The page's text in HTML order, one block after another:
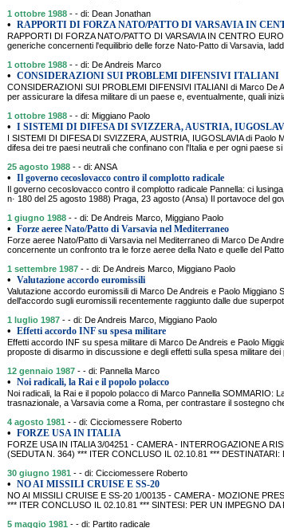
1 ottobre 1988 - - di: Dean Jonathan
• RAPPORTI DI FORZA NATO/PATTO DI VARSAVIA IN
RAPPORTI DI FORZA NATO/PATTO DI VARSAVIA IN CENTRO
generiche concernenti l'equilibrio delle forze Nato-Patto di Varsavia,
1 ottobre 1988 - - di: De Andreis Marco
• CONSIDERAZIONI SUI PROBLEMI DIFENSIVI ITALIANI
CONSIDERAZIONI SUI PROBLEMI DIFENSIVI ITALIANI di Marco
per assicurare la difesa militare di un paese e, eventualmente, quali
1 ottobre 1988 - - di: Miggiano Paolo
• I SISTEMI DI DIFESA DI SVIZZERA, AUSTRIA,
I SISTEMI DI DIFESA DI SVIZZERA, AUSTRIA, IUGOSLAVIA di Paolo
difesa dei tre paesi neutrali che confinano con l'Italia e per ogni paese
25 agosto 1988 - - di: ANSA
• Il governo cecoslovacco contro il complotto radicale
Il governo cecoslovacco contro il complotto radicale Pannella: ci
n· 180 del 25 agosto 1988) Praga, 23 agosto (Ansa) Il portavoce del
1 giugno 1988 - - di: De Andreis Marco, Miggiano Paolo
• Forze aeree Nato/Patto di Varsavia nel Mediterraneo
Forze aeree Nato/Patto di Varsavia nel Mediterraneo di Marco De
concernente un confronto tra le forze aeree della Nato e quelle del
1 settembre 1987 - - di: De Andreis Marco, Miggiano Paolo
• Valutazione accordo euromissili
Valutazione accordo euromissili di Marco De Andreis e Paolo
dell'accordo sugli euromissili recentemente raggiunto dalle due
1 luglio 1987 - - di: De Andreis Marco, Miggiano Paolo
• Effetti accordo INF su spesa militare
Effetti accordo INF su spesa militare di Marco De Andreis e Paolo
proposte di disarmo in discussione e degli effetti sulla spesa militare
12 gennaio 1987 - - di: Pannella Marco
• Noi radicali, la Rai e il popolo polacco
Noi radicali, la Rai e il popolo polacco di Marco Pannella SOMMARIO:
trasnazionale, a Varsavia come a Roma, per contrastare il sostegno
4 agosto 1981 - - di: Cicciomessere Roberto
• FORZE USA IN ITALIA
FORZE USA IN ITALIA 3/04251 - CAMERA - INTERROGAZIONE A
(SEDUTA N. 364) *** ITER CONCLUSO IL 02.10.81 ***
30 giugno 1981 - - di: Cicciomessere Roberto
• NO AI MISSILI CRUISE E SS-20
NO AI MISSILI CRUISE E SS-20 1/00135 - CAMERA - MOZIONE
*** ITER CONCLUSO IL 02.10.81 *** SINTESI: PER UN IMPEGNO
5 maggio 1981 - - di: Partito radicale